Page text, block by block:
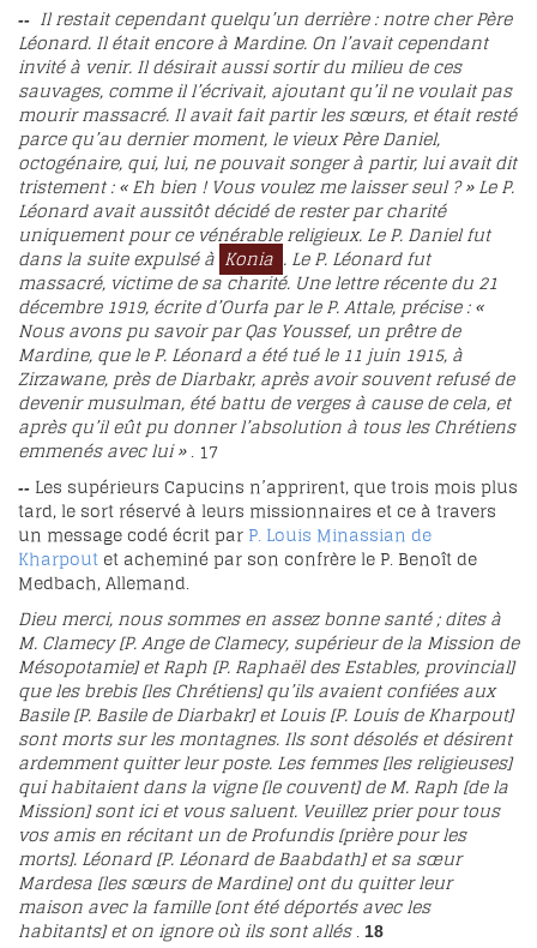
-- Il restait cependant quelqu’un derrière : notre cher Père
Léonard. Il était encore à Mardine. On l’avait cependant
invité à venir. Il désirait aussi sortir du milieu de ces
sauvages, comme il l’écrivait, ajoutant qu’il ne voulait pas
mourir massacré. Il avait fait partir les sœurs, et était resté
parce qu’au dernier moment, le vieux Père Daniel,
octogénaire, qui, lui, ne pouvait songer à partir, lui avait dit
tristement : « Eh bien ! Vous voulez me laisser seul ? » Le P.
Léonard avait aussitôt décidé de rester par charité
uniquement pour ce vénérable religieux. Le P. Daniel fut
dans la suite expulsé à Konia . Le P. Léonard fut
massacré, victime de sa charité. Une lettre récente du 21
décembre 1919, écrite d’Ourfa par le P. Attale, précise : «
Nous avons pu savoir par Qas Youssef, un prêtre de
Mardine, que le P. Léonard a été tué le 11 juin 1915, à
Zirzawane, près de Diarbakr, après avoir souvent refusé de
devenir musulman, été battu de verges à cause de cela, et
après qu’il eût pu donner l’absolution à tous les Chrétiens
emmenés avec lui ». 17
-- Les supérieurs Capucins n’apprirent, que trois mois plus
tard, le sort réservé à leurs missionnaires et ce à travers
un message codé écrit parP. Louis Minassian de
Kharpoutet acheminé par son confrère le P. Benoît de
Medbach, Allemand.
Dieu merci, nous sommes en assez bonne santé ; dites à
M. Clamecy [P. Ange de Clamecy, supérieur de la Mission de
Mésopotamie] et Raph [P. Raphaël des Estables, provincial]
que les brebis [les Chrétiens] qu’ils avaient confiées aux
Basile [P. Basile de Diarbakr] et Louis [P. Louis de Kharpout]
sont morts sur les montagnes. Ils sont désolés et désirent
ardemment quitter leur poste. Les femmes [les religieuses]
qui habitaient dans la vigne [le couvent] de M. Raph [de la
Mission] sont ici et vous saluent. Veuillez prier pour tous
vos amis en récitant un de Profundis [prière pour les
morts]. Léonard [P. Léonard de Baabdath] et sa sœur
Mardesa [les sœurs de Mardine] ont du quitter leur
maison avec la famille [ont été déportés avec les
habitants] et on ignore où ils sont allés. 18